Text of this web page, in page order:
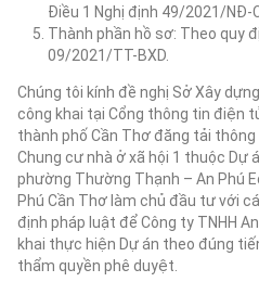
Điều 1 Nghị định 49/2021/NĐ-
Thành phần hồ sơ: Theo quy
09/2021/TT-BXD.
Chúng tôi kính đề nghị Sở Xây
công khai tại Cổng thông tin điện
thành phố Cần Thơ đăng tải
Chung cư nhà ở xã hội 1 thuộc Dự
phường Thường Thạnh – An Phú
Phú Cần Thơ làm chủ đầu tư với
định pháp luật để Công ty TNHH
khai thực hiện Dự án theo đúng
thẩm quyền phê duyệt.